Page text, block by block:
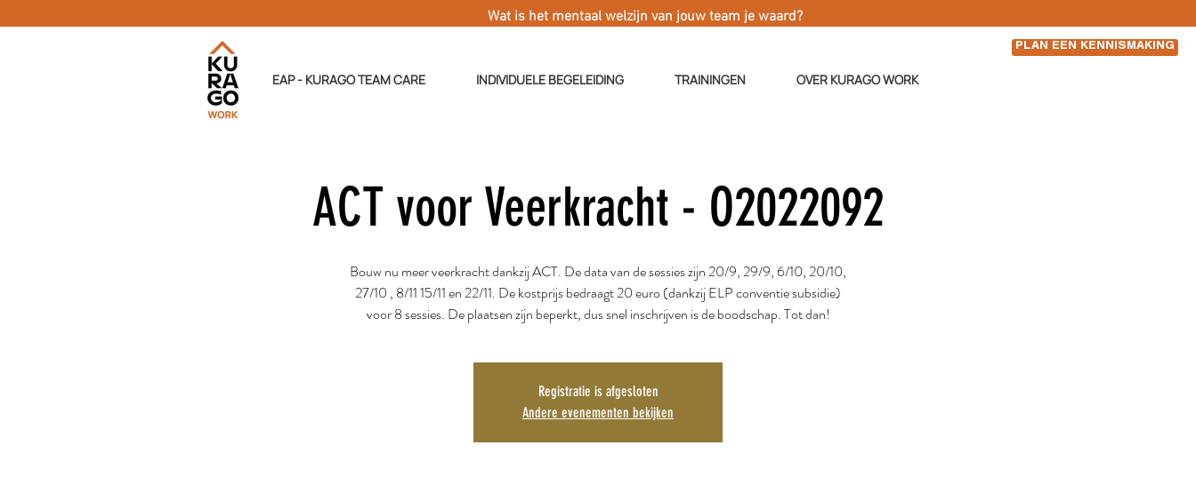
PLAN EEN KENNISMAKING
Wat is het mentaal welzijn van jouw team je waard?
EAP - KURAGO TEAM CARE INDIVIDUELE BEGELEIDING TRAININGEN OVER KURAGO WORK
ACT voor Veerkracht - O2022092
Bouw nu meer veerkracht dankzij ACT. De data van de sessies zijn 20/9, 29/9, 6/10, 20/10,
27/10 , 8/11 15/11 en 22/11. De kostprijs bedraagt 20 euro (dankzij ELP conventie subsidie)
voor 8 sessies. De plaatsen zijn beperkt, dus snel inschrijven is de boodschap. Tot dan!
Registratie is afgesloten
Andere evenementen bekijken